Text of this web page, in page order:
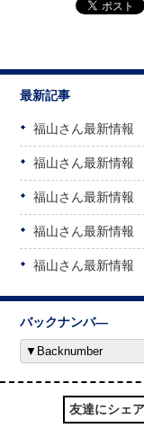
最新記事
福山さん最新情報
福山さん最新情報
福山さん最新情報
福山さん最新情報
福山さん最新情報
バックナンバ―
友達にシェ